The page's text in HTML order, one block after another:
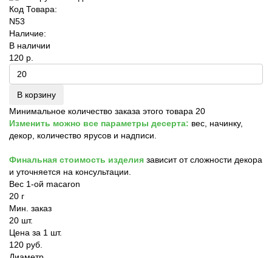
Код Товара:
N53
Наличие:
В наличии
120 р.
В корзину
Минимальное количество заказа этого товара 20
Изменить можно все параметры десерта: вес, начинку,
декор, количество ярусов и надписи.
Финальная стоимость изделия зависит от сложности декора
и уточняется на консультации.
Вес 1-ой macaron
20 г
Мин. заказ
20 шт.
Цена за 1 шт.
120 руб.